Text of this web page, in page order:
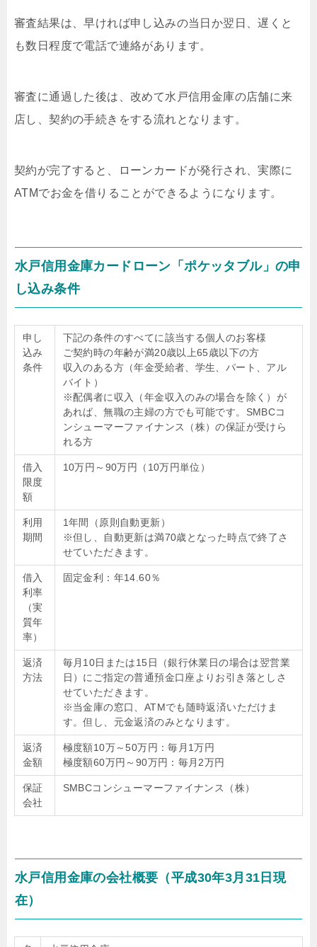
審査結果は、早ければ申し込みの当日か翌日、遅くと
も数日程度で電話で連絡があります。
審査に通過した後は、改めて水戸信用金庫の店舗に来
店し、契約の手続きをする流れとなります。
契約が完了すると、ローンカードが発行され、実際に
ATMでお金を借りることができるようになります。
水戸信用金庫カードローン「ポケッタブル」の申
し込み条件
申し
込み
条件
下記の条件のすべてに該当する個人のお客様
ご契約時の年齢が満20歳以上65歳以下の方
収入のある方（年金受給者、学生、パート、アル
バイト）
※配偶者に収入（年金収入のみの場合を除く）が
あれば、無職の主婦の方でも可能です。SMBCコ
ンシューマーファイナンス（株）の保証が受けら
れる方
借入
限度
額
10万円～90万円（10万円単位）
利用
期間
1年間（原則自動更新）
※但し、自動更新は満70歳となった時点で終了さ
せていただきます。
借入
利率
（実
質年
率）
固定金利：年14.60％
返済
方法
毎月10日または15日（銀行休業日の場合は翌営業
日）にご指定の普通預金口座よりお引き落としさ
せていただきます。
※当金庫の窓口、ATMでも随時返済いただけま
す。但し、元金返済のみとなります。
返済
金額
極度額10万～50万円：毎月1万円
極度額60万円～90万円：毎月2万円
保証
会社
SMBCコンシューマーファイナンス（株）
水戸信用金庫の会社概要（平成30年3月31日現
在）